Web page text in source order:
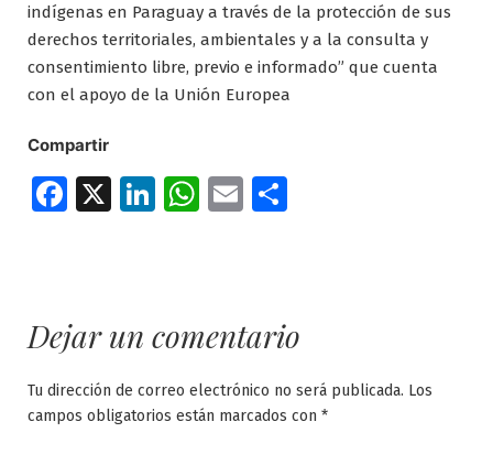
indígenas en Paraguay a través de la protección de sus
derechos territoriales, ambientales y a la consulta y
consentimiento libre, previo e informado” que cuenta
con el apoyo de la Unión Europea
Compartir
Facebook
X LinkedIn
WhatsApp
Email
Dejar un comentario
Tu dirección de correo electrónico no será publicada. Los
campos obligatorios están marcados con *